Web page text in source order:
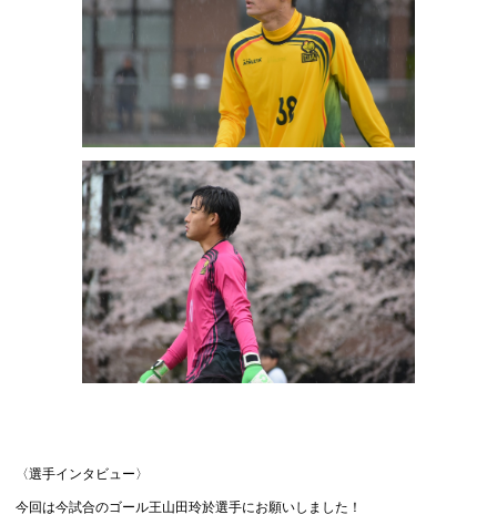
〈選手インタビュー〉
今回は今試合のゴール王山田玲於選手にお願いしました！